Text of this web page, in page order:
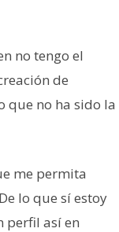
no tengo el
de
que no ha sido la
me permita
lo que sí estoy
perfil así en